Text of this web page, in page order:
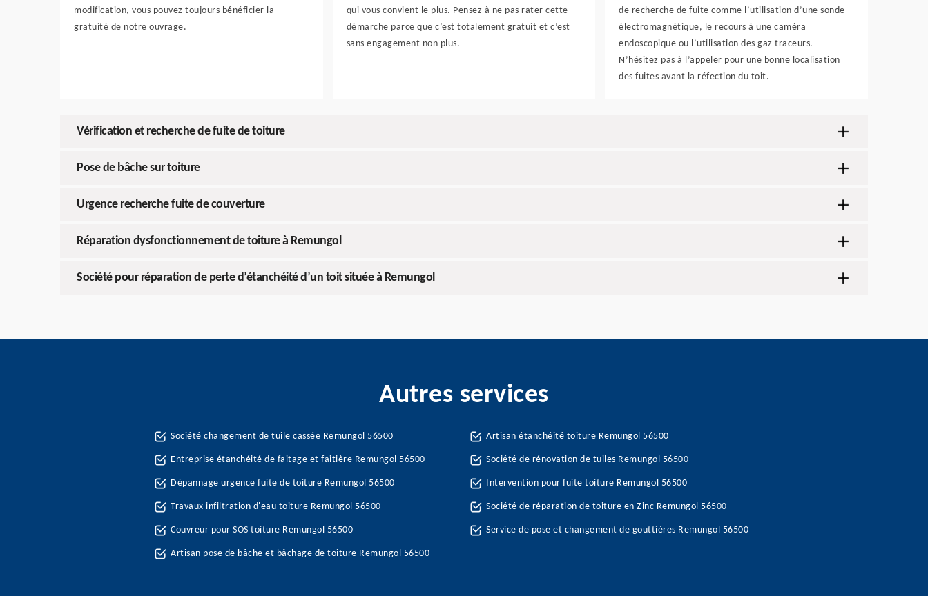
modification, vous pouvez toujours bénéficier la
gratuité de notre ouvrage.
qui vous convient le plus. Pensez à ne pas rater cette
démarche parce que c’est totalement gratuit et c’est
sans engagement non plus.
de recherche de fuite comme l’utilisation d’une sonde
électromagnétique, le recours à une caméra
endoscopique ou l’utilisation des gaz traceurs.
N’hésitez pas à l’appeler pour une bonne localisation
des fuites avant la réfection du toit.
Vérification et recherche de fuite de toiture
Pose de bâche sur toiture
Urgence recherche fuite de couverture
Réparation dysfonctionnement de toiture à Remungol
Société pour réparation de perte d’étanchéité d’un toit située à Remungol
Autres services
Société changement de tuile cassée Remungol 56500
Entreprise étanchéité de faitage et faitière Remungol 56500
Dépannage urgence fuite de toiture Remungol 56500
Travaux infiltration d'eau toiture Remungol 56500
Couvreur pour SOS toiture Remungol 56500
Artisan pose de bâche et bâchage de toiture Remungol 56500
Artisan étanchéité toiture Remungol 56500
Société de rénovation de tuiles Remungol 56500
Intervention pour fuite toiture Remungol 56500
Société de réparation de toiture en Zinc Remungol 56500
Service de pose et changement de gouttières Remungol 56500